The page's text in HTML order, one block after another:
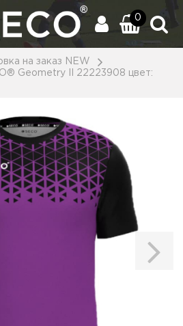
0
на заказ NEW
Geometry II 22223908 цвет: